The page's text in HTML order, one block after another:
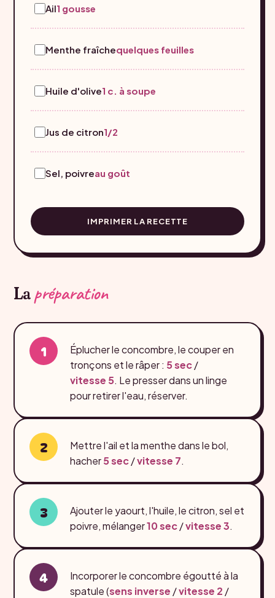
Ail1 gousse
Menthe fraîchequelques feuilles
Huile d'olive1 c. à soupe
Jus de citron1/2
Sel, poivreau goût
IMPRIMER LA RECETTE
Lapréparation
Éplucher le concombre, le couper en
tronçons et le râper : 5 sec/
vitesse 5. Le presser dans un linge
pour retirer l'eau, réserver.
Mettre l'ail et la menthe dans le bol,
hacher5 sec/vitesse 7.
Ajouter le yaourt, l'huile, le citron, sel et
poivre, mélanger10 sec/vitesse 3.
Incorporer le concombre égoutté à la
spatule (sens inverse /vitesse 2 /